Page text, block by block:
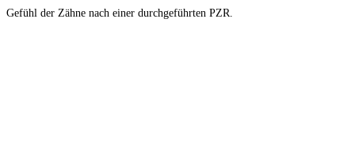
Gefühl der Zähne nach einer durchgeführten PZR.